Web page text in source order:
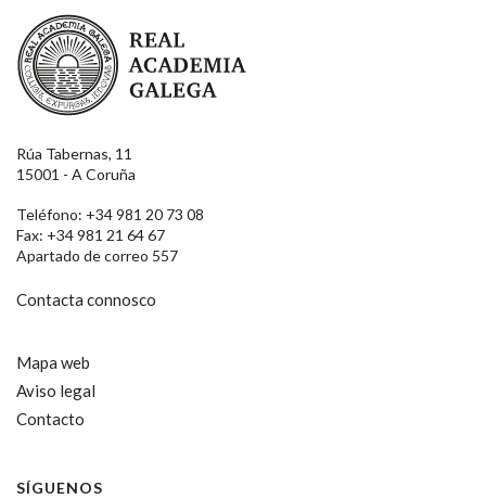
Real Academia Galega
Rúa Tabernas, 11
15001 - A Coruña
Teléfono: +34 981 20 73 08
Fax: +34 981 21 64 67
Apartado de correo 557
Contacta connosco
Mapa web
Aviso legal
Contacto
SÍGUENOS